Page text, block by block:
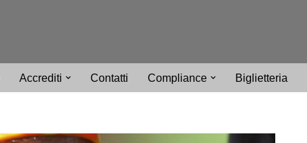
Accrediti Contatti Compliance Biglietteria